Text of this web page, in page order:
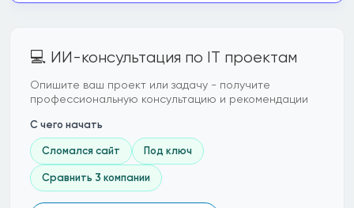
💻 ИИ-консультация по IT проектам
Опишите ваш проект или задачу - получите
профессиональную консультацию и рекомендации
С чего начать
Сломался сайт Под ключ
Сравнить 3 компании